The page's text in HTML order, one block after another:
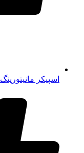
اسپیکر مانیتورینگ